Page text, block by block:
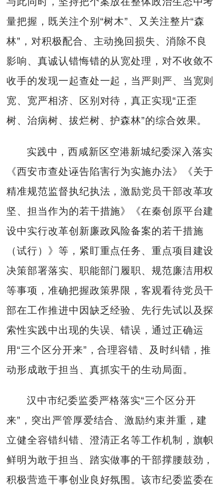
量把握，既关注个别“树木”、又关注整片“森
林”，对积极配合、主动挽回损失、消除不良
影响、真诚认错悔错的从宽处理，对不收敛不
收手的发现一起查处一起，当严则严、当宽则
宽、宽严相济、区别对待，真正实现“正歪
树、治病树、拔烂树、护森林”的综合效果。
实践中，西咸新区空港新城纪委深入落实
《西安市查处诬告陷害行为实施办法》《关于
精准规范监督执纪执法，激励党员干部改革攻
坚、担当作为的若干措施》《在秦创原平台建
设中实行改革创新廉政风险备案的若干措施
（试行）》等，紧盯重点任务、重点项目建设
决策部署落实、职能部门履职、规范廉洁用权
等事项，准确把握政策界限，客观看待党员干
部在工作推进中因缺乏经验、先行先试以及探
索性实践中出现的失误、错误，通过正确运
用“三个区分开来”，合理容错、及时纠错，推
动形成敢于担当、真抓实干的生动局面。
汉中市纪委监委严格落实“三个区分开
来”，突出严管厚爱结合、激励约束并重，建
立健全容错纠错、澄清正名等工作机制，旗帜
鲜明为敢于担当、踏实做事的干部撑腰鼓劲，
积极营造干事创业良好氛围。该市纪委监委在